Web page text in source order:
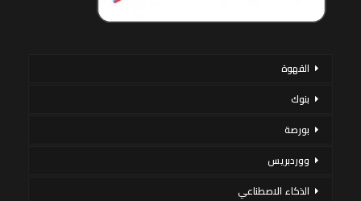
القهوة
بنوك
بورصة
ووردبريس
الذكاء الاصطناعي